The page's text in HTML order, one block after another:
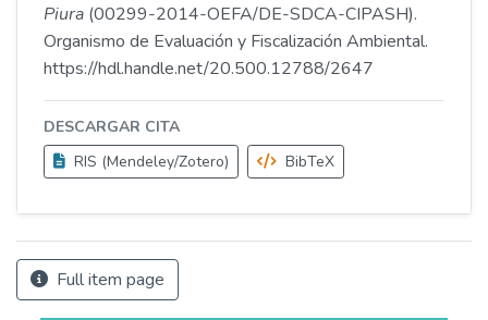
Piura (00299-2014-OEFA/DE-SDCA-CIPASH).
Organismo de Evaluación y Fiscalización Ambiental.
https://hdl.handle.net/20.500.12788/2647
DESCARGAR CITA
RIS (Mendeley/Zotero)
BibTeX
Full item page